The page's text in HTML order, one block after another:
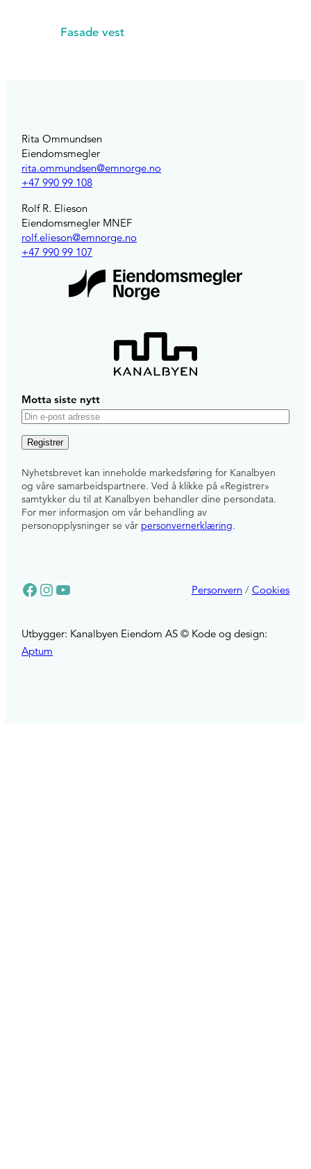
Fasade vest
Rita Ommundsen
Eiendomsmegler
rita.ommundsen@emnorge.no
+47 990 99 108
Rolf R. Elieson
Eiendomsmegler MNEF
rolf.elieson@emnorge.no
+47 990 99 107
Motta siste nytt
E
-
o
s
t
Nyhetsbrevet kan inneholde markedsføring for Kanalbyen
og våre samarbeidspartnere. Ved å klikke på «Registrer»
samtykker du til at Kanalbyen behandler dine persondata.
For mer informasjon om vår behandling av
personopplysninger se vår personvernerklæring.
Facebook
Instagram
YouTube Personvern/ Cookies
Utbygger: Kanalbyen Eiendom AS © Kode og design:
Aptum